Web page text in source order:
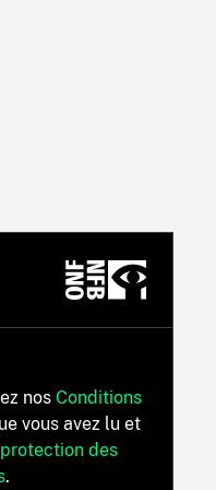
nos Conditions
vous avez lu et
des
.